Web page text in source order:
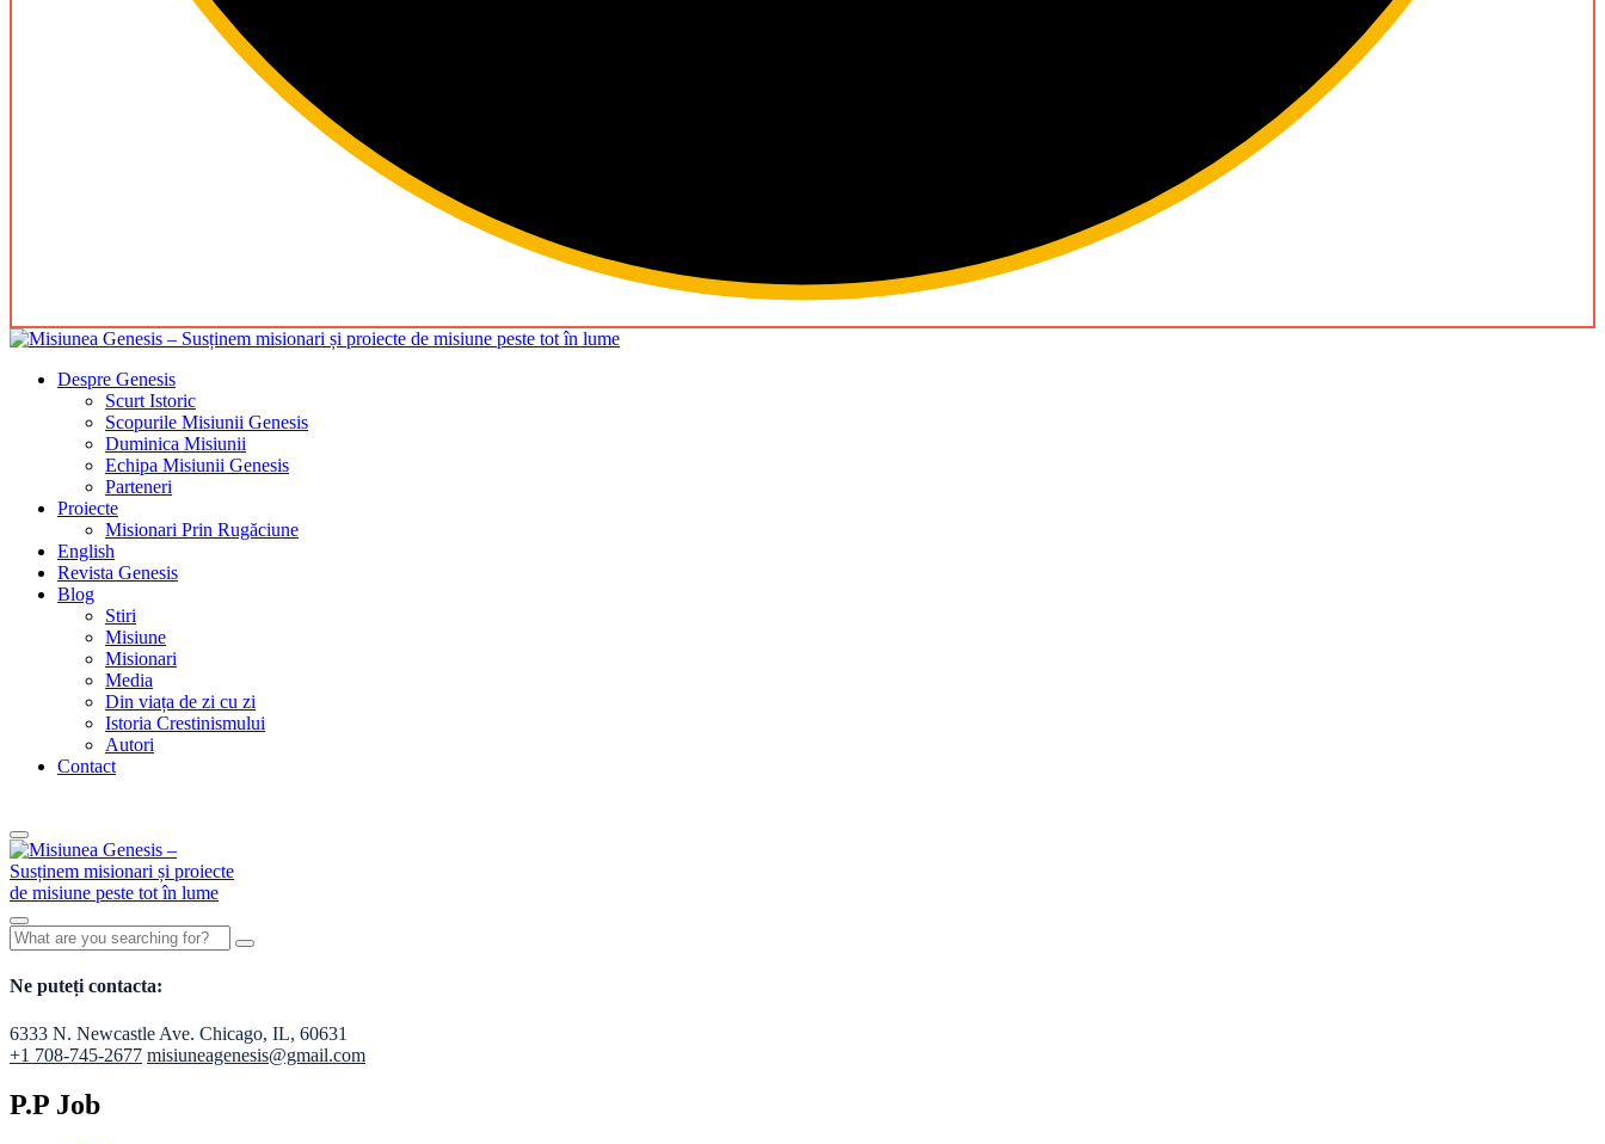
Despre Genesis
Scurt Istoric
Scopurile Misiunii Genesis
Duminica Misiunii
Echipa Misiunii Genesis
Parteneri
Proiecte
Misionari Prin Rugăciune
English
Revista Genesis
Blog
Stiri
Misiune
Misionari
Media
Din viața de zi cu zi
Istoria Crestinismului
Autori
Contact
Ne puteți contacta:
6333 N. Newcastle Ave. Chicago, IL, 60631
+1 708-745-2677 misiuneagenesis@gmail.com
P.P Job